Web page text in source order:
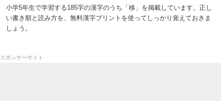
小学5年生で学習する185字の漢字のうち「移」を掲載しています。正し
い書き順と読み方を、無料漢字プリントを使ってしっかり覚えておきま
しょう。
スポンサーサイト